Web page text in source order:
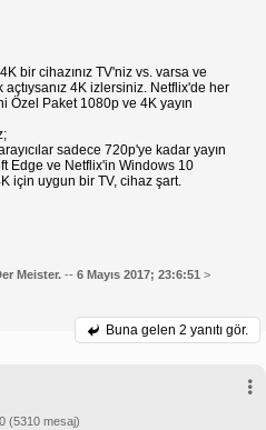
bir cihazınız TV'niz vs. varsa ve
4K izlersiniz. Netflix'de her
Özel Paket 1080p ve 4K yayın
sadece 720p'ye kadar yayın
Edge ve Netflix'in Windows 10
için uygun bir TV, cihaz şart.
Meister. -- 6 Mayıs 2017; 23:6:51 >
Buna gelen 2 yanıtı gör.
(5310 mesaj)